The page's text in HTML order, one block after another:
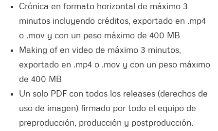
Crónica en formato horizontal de máximo 3
minutos incluyendo créditos, exportado en .mp4
o .mov y con un peso máximo de 400 MB
Making of en video de máximo 3 minutos,
exportado en .mp4 o .mov y con un peso máximo
de 400 MB
Un solo PDF con todos los releases (derechos de
uso de imagen) firmado por todo el equipo de
preproducción, producción y postproducción.